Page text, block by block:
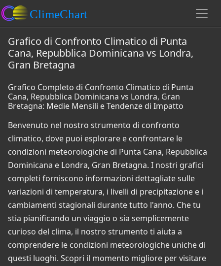
Grafico di Confronto Climatico di Punta
Cana, Repubblica Dominicana vs Londra,
Gran Bretagna
Grafico Completo di Confronto Climatico di Punta
Cana, Repubblica Dominicana vs Londra, Gran
Bretagna: Medie Mensili e Tendenze di Impatto
Benvenuto nel nostro strumento di confronto
climatico, dove puoi esplorare e confrontare le
condizioni meteorologiche di Punta Cana, Repubblica
Dominicana e Londra, Gran Bretagna. I nostri grafici
completi forniscono informazioni dettagliate sulle
variazioni di temperatura, i livelli di precipitazione e i
cambiamenti stagionali durante tutto l'anno. Che tu
stia pianificando un viaggio o sia semplicemente
curioso del clima, il nostro strumento ti aiuta a
comprendere le condizioni meteorologiche uniche di
questi luoghi. Scopri il momento migliore per visitare